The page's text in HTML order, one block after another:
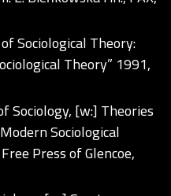
Sociological Theory:
Theory” 1991,
Sociology, [w:] Theories
Sociological
Press of Glencoe,